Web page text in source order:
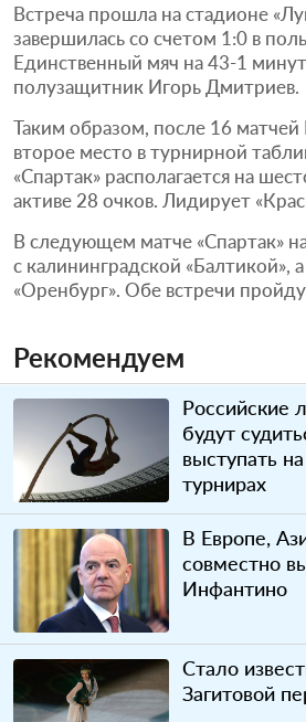
Встреча прошла на стадионе
завершилась со счетом 1:0 в
Единственный мяч на 43-1
полузащитник Игорь Дмитриев.
Таким образом, после 16
второе место в турнирной
«Спартак» располагается на
активе 28 очков. Лидирует
В следующем матче «Спартак»
с калининградской
«Оренбург». Обе встречи
Рекомендуем
Российские
будут
выступать
турнирах
В Европе,
совместно
Инфантино
Стало
Загитовой